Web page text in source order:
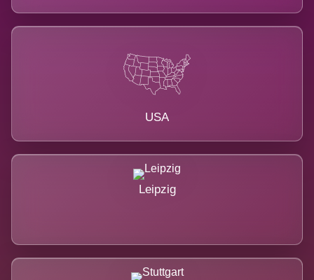
USA
Leipzig